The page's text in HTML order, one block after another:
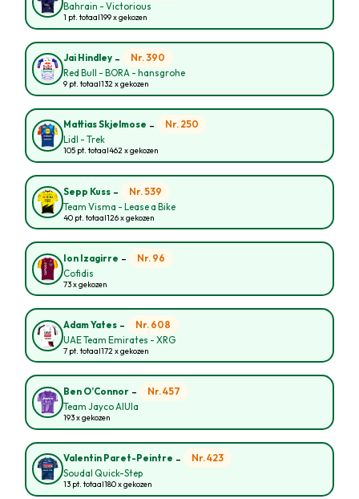
Bahrain - Victorious
1 pt. totaal199 x gekozen
Jai Hindley - Nr. 390
Red Bull - BORA - hansgrohe
9 pt. totaal132 x gekozen
Mattias Skjelmose - Nr. 250
Lidl - Trek
105 pt. totaal462 x gekozen
Sepp Kuss - Nr. 539
Team Visma - Lease a Bike
40 pt. totaal126 x gekozen
Ion Izagirre - Nr. 96
Cofidis
73 x gekozen
Adam Yates - Nr. 608
UAE Team Emirates - XRG
7 pt. totaal172 x gekozen
Ben O’Connor - Nr. 457
Team Jayco AlUla
193 x gekozen
Valentin Paret-Peintre - Nr. 423
Soudal Quick-Step
13 pt. totaal180 x gekozen